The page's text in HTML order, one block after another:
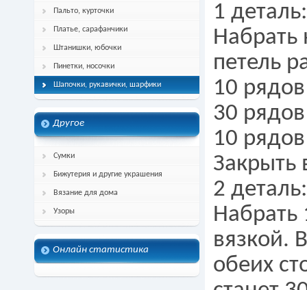
Пальто, курточки
Платье, сарафанчики
Штанишки, юбочки
Пинетки, носочки
Шапочки, рукавички, шарфики
Другое
Сумки
Бижутерия и другие украшения
Вязание для дома
Узоры
Онлайн статистика
1 деталь:
петель
10
30
10
Закрыть
2 деталь:
Набрать
вязкой.
обеих